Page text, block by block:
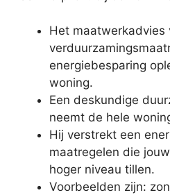
Het maatwerkadvies
energiebesparing
woning.
Een deskundige
neemt de hele
Hij verstrekt een
maatregelen die
hoger niveau tillen.
Voorbeelden zijn: